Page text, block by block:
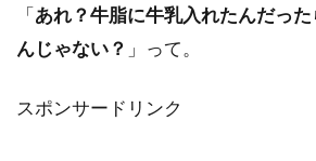
「あれ？牛脂に牛乳入れたんだっ
んじゃない？ 」って。
スポンサードリンク